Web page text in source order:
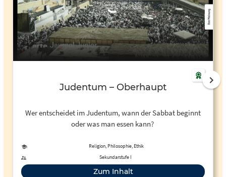
Judentum – Oberhaupt
Wer entscheidet im Judentum, wann der Sabbat beginnt
oder was man essen kann?
Religion, Philosophie, Ethik
Sekundarstufe I
Zum Inhalt